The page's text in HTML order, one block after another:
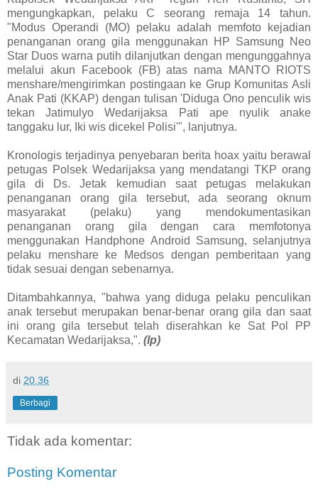
mengungkapkan, pelaku C seorang remaja 14 tahun.
"Modus Operandi (MO) pelaku adalah memfoto kejadian
penanganan orang gila menggunakan HP Samsung Neo
Star Duos warna putih dilanjutkan dengan mengunggahnya
melalui akun Facebook (FB) atas nama MANTO RIOTS
menshare/mengirimkan postingaan ke Grup Komunitas Asli
Anak Pati (KKAP) dengan tulisan 'Diduga Ono penculik wis
tekan Jatimulyo Wedarijaksa Pati ape nyulik anake
tanggaku lur, Iki wis dicekel Polisi'", lanjutnya.
Kronologis terjadinya penyebaran berita hoax yaitu berawal
petugas Polsek Wedarijaksa yang mendatangi TKP orang
gila di Ds. Jetak kemudian saat petugas melakukan
penanganan orang gila tersebut, ada seorang oknum
masyarakat (pelaku) yang mendokumentasikan
penanganan orang gila dengan cara memfotonya
menggunakan Handphone Android Samsung, selanjutnya
pelaku menshare ke Medsos dengan pemberitaan yang
tidak sesuai dengan sebenarnya.
Ditambahkannya, "bahwa yang diduga pelaku penculikan
anak tersebut merupakan benar-benar orang gila dan saat
ini orang gila tersebut telah diserahkan ke Sat Pol PP
Kecamatan Wedarijaksa,". (lp)
di 20.36
Berbagi
Tidak ada komentar:
Posting Komentar